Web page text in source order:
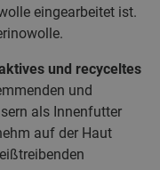
eingearbeitet ist.
und recyceltes
und
als Innenfutter
auf der Haut